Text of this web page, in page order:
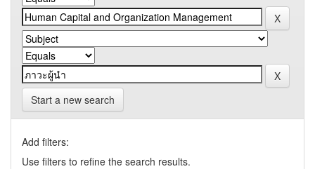
Start a new search
Add filters:
Use filters to refine the search results.